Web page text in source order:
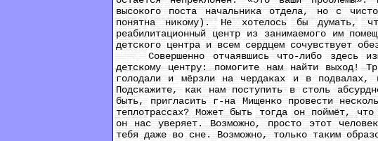
высокого поста начальника отдела, но с
понятна никому). Не хотелось бы думать,
реабилитационный центр из занимаемого им
детского центра и всем сердцем сочувствует
Совершенно отчаявшись что-либо здесь
детскому центру: помогите нам найти выход!
голодали и мёрзли на чердаках и в
Подскажите, как нам поступить в столь
быть, пригласить г-на Мищенко провести
теплотрассах? Может быть тогда он поймёт,
он нас уверяет. Возможно, просто этот
тебя даже во сне. Возможно, только таким